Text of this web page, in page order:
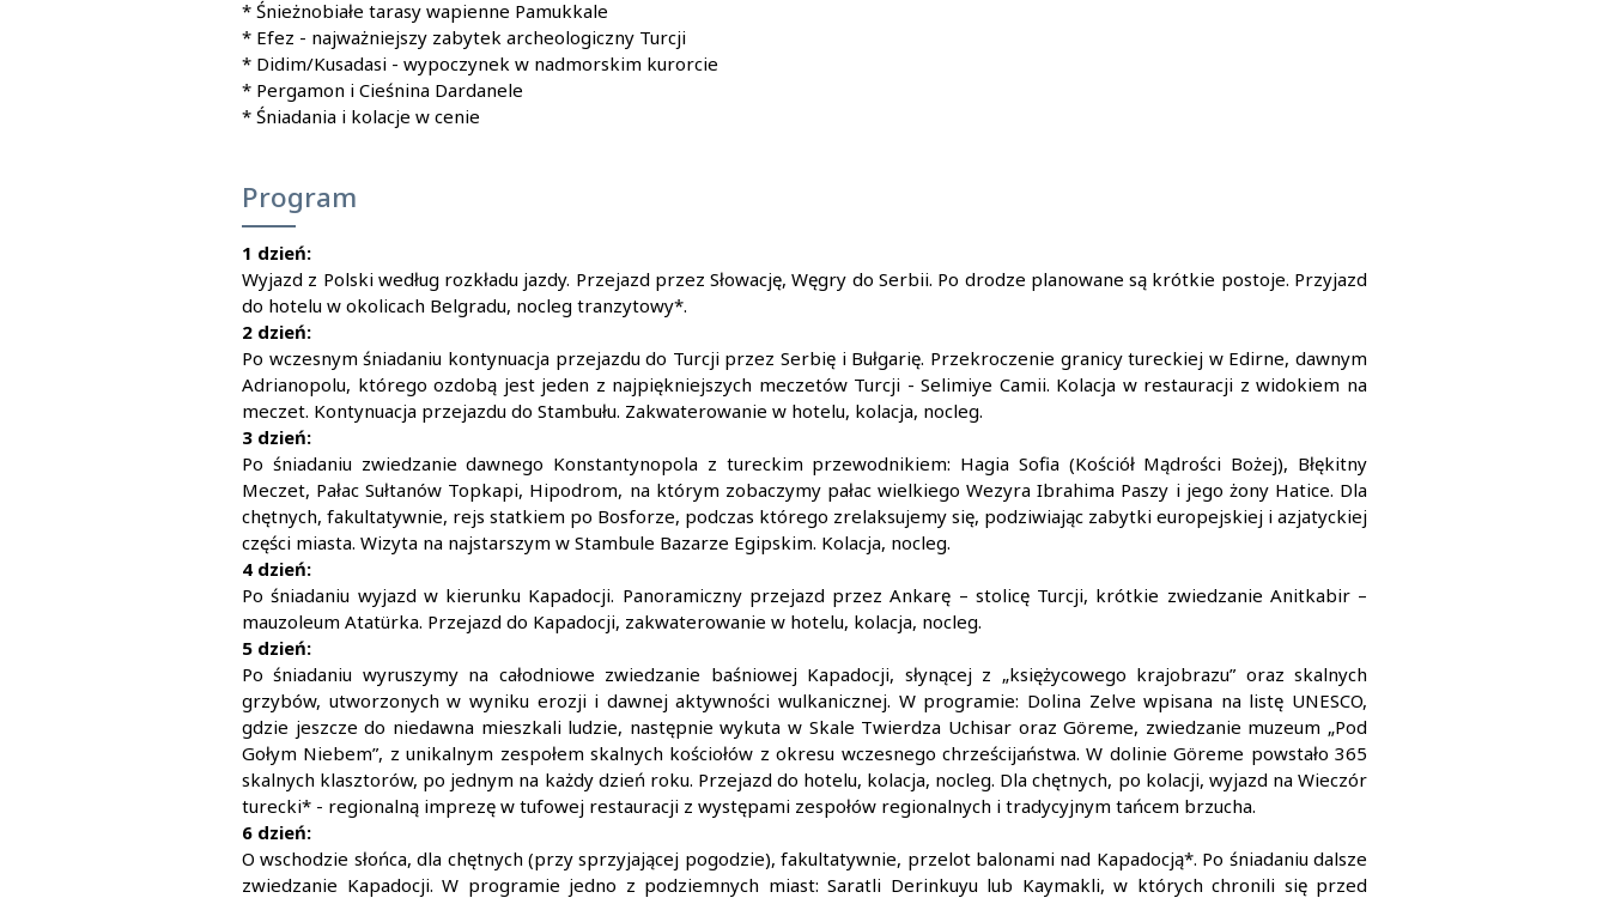
* Śnieżnobiałe tarasy wapienne Pamukkale
* Efez - najważniejszy zabytek archeologiczny Turcji
* Didim/Kusadasi - wypoczynek w nadmorskim kurorcie
* Pergamon i Cieśnina Dardanele
* Śniadania i kolacje w cenie
Program
1 dzień:
Wyjazd z Polski według rozkładu jazdy. Przejazd przez Słowację, Węgry do Serbii. Po drodze planowane są krótkie postoje. Przyjazd
do hotelu w okolicach Belgradu, nocleg tranzytowy*.
2 dzień:
Po wczesnym śniadaniu kontynuacja przejazdu do Turcji przez Serbię i Bułgarię. Przekroczenie granicy tureckiej w Edirne, dawnym
Adrianopolu, którego ozdobą jest jeden z najpiękniejszych meczetów Turcji - Selimiye Camii. Kolacja w restauracji z widokiem na
meczet. Kontynuacja przejazdu do Stambułu. Zakwaterowanie w hotelu, kolacja, nocleg.
3 dzień:
Po śniadaniu zwiedzanie dawnego Konstantynopola z tureckim przewodnikiem: Hagia Sofia (Kościół Mądrości Bożej), Błękitny
Meczet, Pałac Sułtanów Topkapi, Hipodrom, na którym zobaczymy pałac wielkiego Wezyra Ibrahima Paszy i jego żony Hatice. Dla
chętnych, fakultatywnie, rejs statkiem po Bosforze, podczas którego zrelaksujemy się, podziwiając zabytki europejskiej i azjatyckiej
części miasta. Wizyta na najstarszym w Stambule Bazarze Egipskim. Kolacja, nocleg.
4 dzień:
Po śniadaniu wyjazd w kierunku Kapadocji. Panoramiczny przejazd przez Ankarę – stolicę Turcji, krótkie zwiedzanie Anitkabir –
mauzoleum Atatürka. Przejazd do Kapadocji, zakwaterowanie w hotelu, kolacja, nocleg.
5 dzień:
Po śniadaniu wyruszymy na całodniowe zwiedzanie baśniowej Kapadocji, słynącej z „księżycowego krajobrazu” oraz skalnych
grzybów, utworzonych w wyniku erozji i dawnej aktywności wulkanicznej. W programie: Dolina Zelve wpisana na listę UNESCO,
gdzie jeszcze do niedawna mieszkali ludzie, następnie wykuta w Skale Twierdza Uchisar oraz Göreme, zwiedzanie muzeum „Pod
Gołym Niebem”, z unikalnym zespołem skalnych kościołów z okresu wczesnego chrześcijaństwa. W dolinie Göreme powstało 365
skalnych klasztorów, po jednym na każdy dzień roku. Przejazd do hotelu, kolacja, nocleg. Dla chętnych, po kolacji, wyjazd na Wieczór
turecki* - regionalną imprezę w tufowej restauracji z występami zespołów regionalnych i tradycyjnym tańcem brzucha.
6 dzień:
O wschodzie słońca, dla chętnych (przy sprzyjającej pogodzie), fakultatywnie, przelot balonami nad Kapadocją*. Po śniadaniu dalsze
zwiedzanie Kapadocji. W programie jedno z podziemnych miast: Saratli Derinkuyu lub Kaymakli, w których chronili się przed